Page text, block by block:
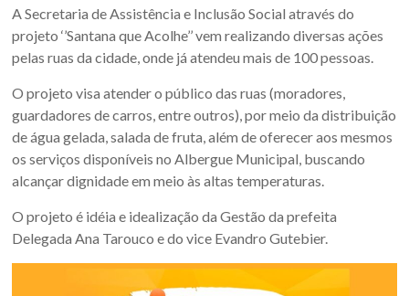
Fronteira
Oeste
–
RS
Site
da
dos
Municípios
A Secretaria de Assistência e Inclusão Social através do
projeto ‘’Santana que Acolhe’’ vem realizando diversas ações
pelas ruas da cidade, onde já atendeu mais de 100 pessoas.
O projeto visa atender o público das ruas (moradores,
guardadores de carros, entre outros), por meio da distribuição
de água gelada, salada de fruta, além de oferecer aos mesmos
os serviços disponíveis no Albergue Municipal, buscando
alcançar dignidade em meio às altas temperaturas.
O projeto é idéia e idealização da Gestão da prefeita
Delegada Ana Tarouco e do vice Evandro Gutebier.